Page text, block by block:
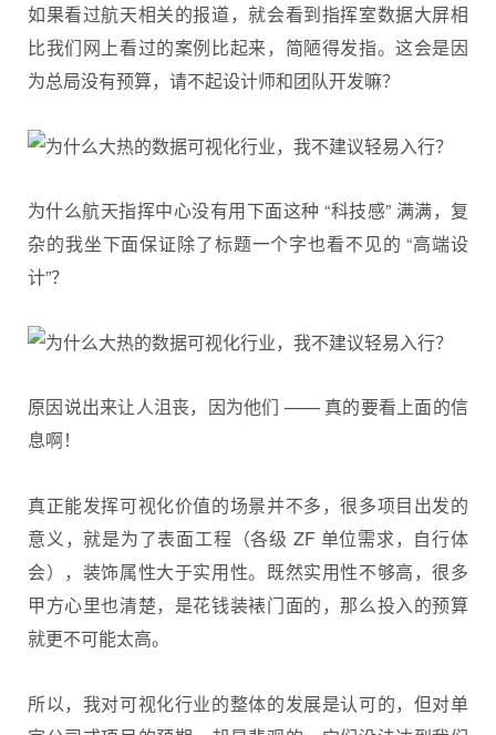
如果看过航天相关的报道，就会看到指挥室数据大屏相
比我们网上看过的案例比起来，简陋得发指。这会是因
为总局没有预算，请不起设计师和团队开发嘛？
为什么航天指挥中心没有用下面这种 “科技感” 满满，复
杂的我坐下面保证除了标题一个字也看不见的 “高端设
计”？
原因说出来让人沮丧，因为他们 —— 真的要看上面的信
息啊！
真正能发挥可视化价值的场景并不多，很多项目出发的
意义，就是为了表面工程（各级 ZF 单位需求，自行体
会），装饰属性大于实用性。既然实用性不够高，很多
甲方心里也清楚，是花钱装裱门面的，那么投入的预算
就更不可能太高。
所以，我对可视化行业的整体的发展是认可的，但对单